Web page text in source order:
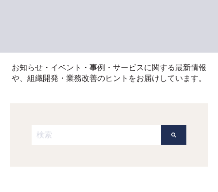
お知らせ・イベント・事例・サービスに関する最新情報
や、組織開発・業務改善のヒントをお届けしています。
これは、自動候補機能付きの検索フィールドです。